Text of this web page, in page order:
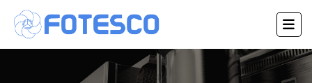
Chuyển
đến
dung